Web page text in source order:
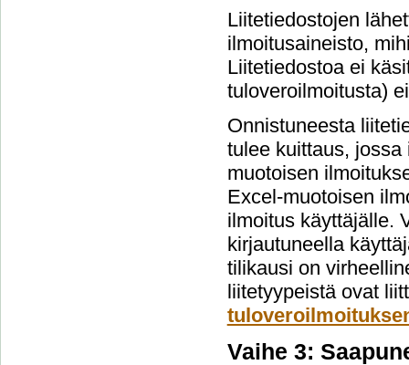
Liitetiedostojen
ilmoitusaineisto,
Liitetiedostoa ei
tuloveroilmoitusta)
Onnistuneesta
tulee kuittaus,
muotoisen
Excel-muotoisen
ilmoitus käyttäjälle.
kirjautuneella
tilikausi on
liitetyypeistä ovat
Vaihe 3: